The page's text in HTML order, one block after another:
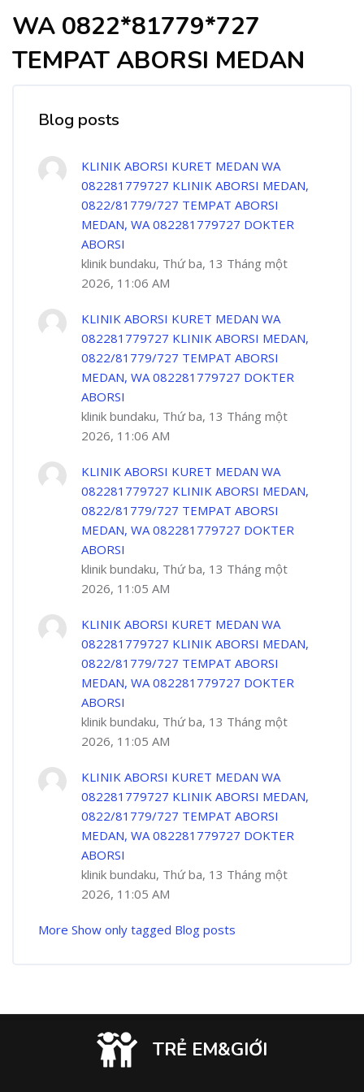
WA 0822*81779*727
TEMPAT ABORSI MEDAN
Blog posts
KLINIK ABORSI KURET MEDAN WA
082281779727 KLINIK ABORSI MEDAN,
0822/81779/727 TEMPAT ABORSI
MEDAN, WA 082281779727 DOKTER
ABORSI
klinik bundaku, Thứ ba, 13 Tháng một
2026, 11:06 AM
KLINIK ABORSI KURET MEDAN WA
082281779727 KLINIK ABORSI MEDAN,
0822/81779/727 TEMPAT ABORSI
MEDAN, WA 082281779727 DOKTER
ABORSI
klinik bundaku, Thứ ba, 13 Tháng một
2026, 11:06 AM
KLINIK ABORSI KURET MEDAN WA
082281779727 KLINIK ABORSI MEDAN,
0822/81779/727 TEMPAT ABORSI
MEDAN, WA 082281779727 DOKTER
ABORSI
klinik bundaku, Thứ ba, 13 Tháng một
2026, 11:05 AM
KLINIK ABORSI KURET MEDAN WA
082281779727 KLINIK ABORSI MEDAN,
0822/81779/727 TEMPAT ABORSI
MEDAN, WA 082281779727 DOKTER
ABORSI
klinik bundaku, Thứ ba, 13 Tháng một
2026, 11:05 AM
KLINIK ABORSI KURET MEDAN WA
082281779727 KLINIK ABORSI MEDAN,
0822/81779/727 TEMPAT ABORSI
MEDAN, WA 082281779727 DOKTER
ABORSI
klinik bundaku, Thứ ba, 13 Tháng một
2026, 11:05 AM
More Show only tagged Blog posts
TRẺ EM&GIỚI